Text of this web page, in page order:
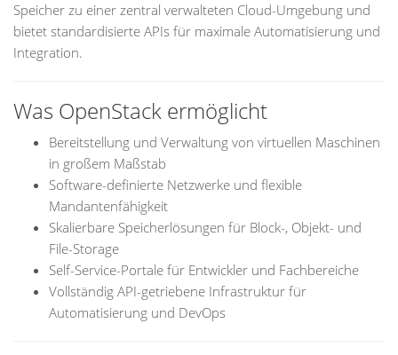
Speicher zu einer zentral verwalteten Cloud-Umgebung und
bietet standardisierte APIs für maximale Automatisierung und
Integration.
Was OpenStack ermöglicht
Bereitstellung und Verwaltung von virtuellen Maschinen
in großem Maßstab
Software-definierte Netzwerke und flexible
Mandantenfähigkeit
Skalierbare Speicherlösungen für Block-, Objekt- und
File-Storage
Self-Service-Portale für Entwickler und Fachbereiche
Vollständig API-getriebene Infrastruktur für
Automatisierung und DevOps